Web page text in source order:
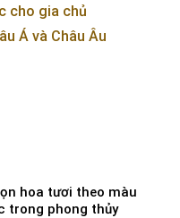
cho gia chủ
Á và Châu Âu
hoa tươi theo màu
trong phong thủy